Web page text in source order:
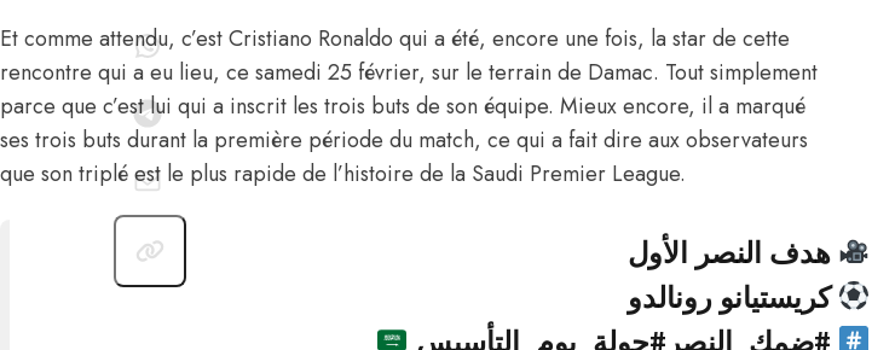
Et comme attendu, c’est Cristiano Ronaldo qui a été, encore une fois, la star de cette
rencontre qui a eu lieu, ce samedi 25 février, sur le terrain de Damac. Tout simplement
parce que c’est lui qui a inscrit les trois buts de son équipe. Mieux encore, il a marqué
ses trois buts durant la première période du match, ce qui a fait dire aux observateurs
que son triplé est le plus rapide de l’histoire de la Saudi Premier League.
هدف النصر الأول
كريستيانو رونالدو
#ضمك_النصر #جولة_يوم_التأسيس